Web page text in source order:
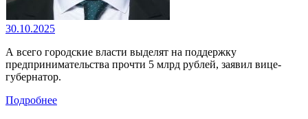
30.10.2025
А всего городские власти выделят на поддержку
предпринимательства прочти 5 млрд рублей, заявил вице-
губернатор.
Подробнее